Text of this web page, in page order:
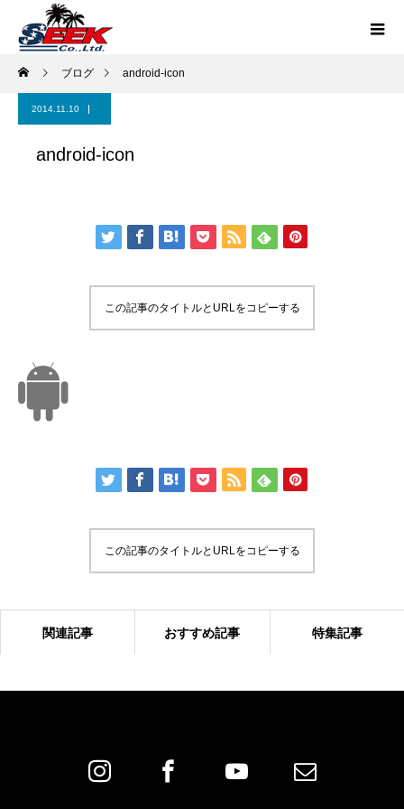
ブログ android-icon
2014.11.10
android-icon
この記事のタイトルとURLをコピーする
この記事のタイトルとURLをコピーする
関連記事 おすすめ記事 特集記事